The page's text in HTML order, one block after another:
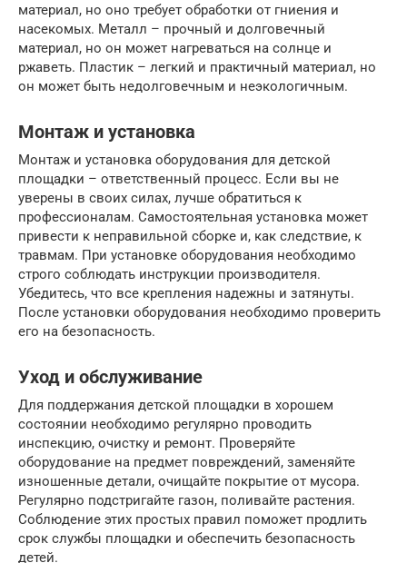
материал, но оно требует обработки от гниения и
насекомых. Металл – прочный и долговечный
материал, но он может нагреваться на солнце и
ржаветь. Пластик – легкий и практичный материал, но
он может быть недолговечным и неэкологичным.
Монтаж и установка
Монтаж и установка оборудования для детской
площадки – ответственный процесс. Если вы не
уверены в своих силах, лучше обратиться к
профессионалам. Самостоятельная установка может
привести к неправильной сборке и, как следствие, к
травмам. При установке оборудования необходимо
строго соблюдать инструкции производителя.
Убедитесь, что все крепления надежны и затянуты.
После установки оборудования необходимо проверить
его на безопасность.
Уход и обслуживание
Для поддержания детской площадки в хорошем
состоянии необходимо регулярно проводить
инспекцию, очистку и ремонт. Проверяйте
оборудование на предмет повреждений, заменяйте
изношенные детали, очищайте покрытие от мусора.
Регулярно подстригайте газон, поливайте растения.
Соблюдение этих простых правил поможет продлить
срок службы площадки и обеспечить безопасность
детей.